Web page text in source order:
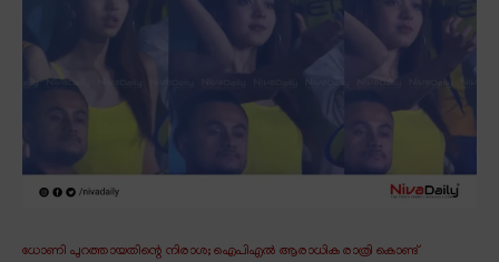
ധോണി പുറത്തായതിന്റെ നിരാശ; ഐപിഎൽ ആരാധിക രാത്രി കൊണ്ട്